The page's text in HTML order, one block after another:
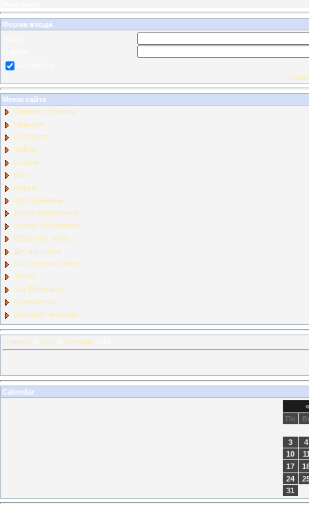
Форма входа
Меню сайта
Главная страница
Новости
О Спорте
Файлы
Статьи
Блог
Форум
Фотоальбомы
Доска объявлений
Обмен Баннерами
Обратная связь
Друзья сайта
FAQ (вопрос/ответ)
Тесты
Мы ВКонтакте
БодиФитнес
Интернет-магазин
Главная 2016 Октябрь
Calendar
«
Пн
3
4
10
17
24
31